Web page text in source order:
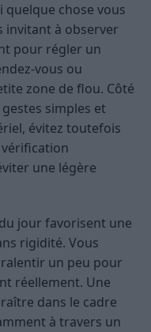
quelque chose vous
invitant à observer
pour régler un
vous ou
zone de flou. Côté
simples et
évitez toutefois
une légère
jour favorisent une
rigidité. Vous
un peu pour
réellement. Une
dans le cadre
à travers un